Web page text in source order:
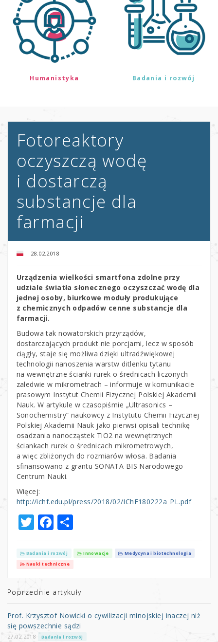
Humanistyka Badania i rozwój
Fotoreaktory
oczyszczą wodę
i dostarczą
substancje dla
farmacji
28.02.2018
Urządzenia wielkości smartfona zdolne przy
udziale światła słonecznego oczyszczać wodę dla
jednej osoby, biurkowe moduły produkujące
z chemicznych odpadów cenne substancje dla
farmacji.
Budowa tak nowatorskich przyrządów,
dostarczających produkt nie porcjami, lecz w sposób
ciągły, staje się możliwa dzięki ultradźwiękowej
technologii nanoszenia warstw ditlenku tytanu
na wewnętrzne ścianki rurek o średnicach liczonych
zaledwie w mikrometrach – informuje w komunikacie
prasowym Instytut Chemii Fizycznej Polskiej Akademii
Nauk. W artykule w czasopiśmie „Ultrasonics –
Sonochemistry” naukowcy z Instytutu Chemii Fizycznej
Polskiej Akademii Nauk jako pierwsi opisali technikę
osadzania nanocząstek TiO2 na wewnętrznych
ściankach rurek o średnicach mikrometrowych,
a więc zbliżonych do rozmiarów włosa. Badania
sfinansowano z grantu SONATA BIS Narodowego
Centrum Nauki.
Więcej:
http://ichf.edu.pl/press/2018/02/IChF180222a_PL.pdf
T
w
it
te
r
F
a
c
e
b
o
o
k
S
h
ar
Badania i rozwój Innowacje
Medycyna i biotechnologia
Nauki techniczne
Poprzednie artykuły
Prof. Krzysztof Nowicki o cywilizacji minojskiej inaczej niż
się powszechnie sądzi
27.02.2018 Badania i rozwój